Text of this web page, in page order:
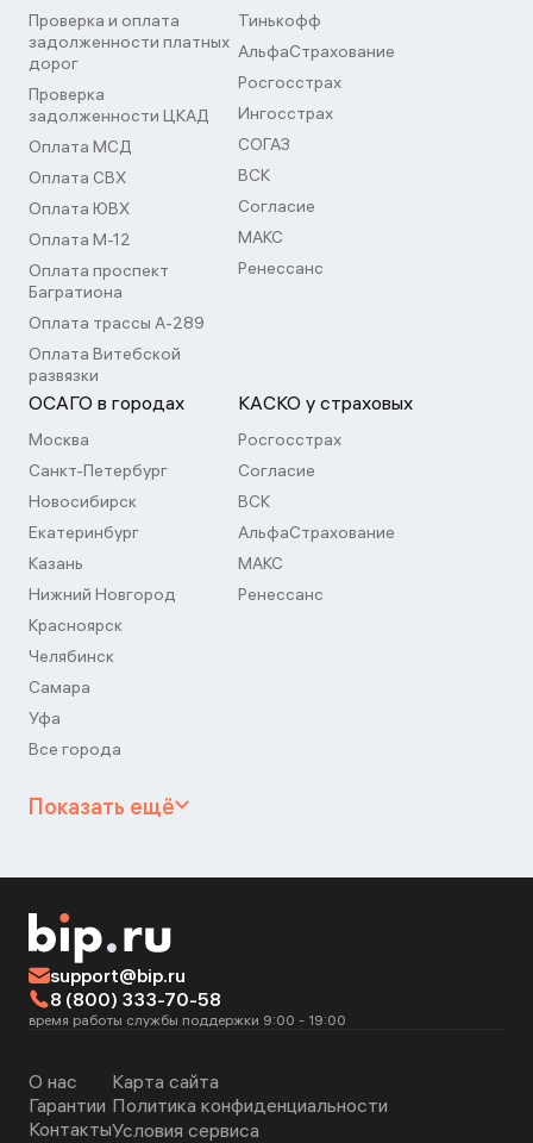
Проверка и оплата
задолженности платных
дорог
Проверка
задолженности ЦКАД
Оплата МСД
Оплата СВХ
Оплата ЮВХ
Оплата М-12
Оплата проспект
Багратиона
Оплата трассы А-289
Оплата Витебской
развязки
Тинькофф
АльфаСтрахование
Росгосстрах
Ингосстрах
СОГАЗ
ВСК
Согласие
МАКС
Ренессанс
ОСАГО в городах
Москва
Санкт-Петербург
Новосибирск
Екатеринбург
Казань
Нижний Новгород
Красноярск
Челябинск
Самара
Уфа
Все города
КАСКО у страховых
Росгосстрах
Согласие
ВСК
АльфаСтрахование
МАКС
Ренессанс
Показать ещё
support@bip.ru
8 (800) 333-70-58
время работы службы поддержки 9:00 - 19:00
О нас
Гарантии
Контакты
Карта сайта
Политика конфиденциальности
Условия сервиса